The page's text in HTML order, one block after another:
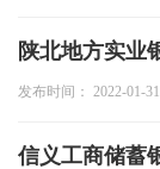
陕北地方实业
发布时间： 2022-01-31
信义工商储蓄